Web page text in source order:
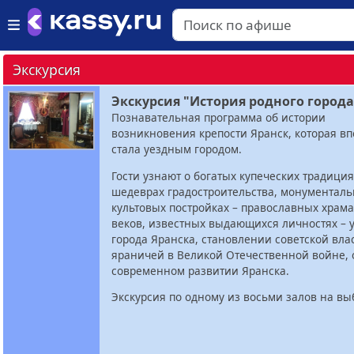
Экскурсия
Экскурсия "История родного
Познавательная программа об истории
возникновения крепости Яранск, которая
стала уездным городом.
Гости узнают о богатых купеческих
шедеврах градостроительства,
культовых постройках – православных
веков, известных выдающихся личностях –
города Яранска, становлении советской
яраничей в Великой Отечественной войне,
современном развитии Яранска.
Экскурсия по одному из восьми залов на